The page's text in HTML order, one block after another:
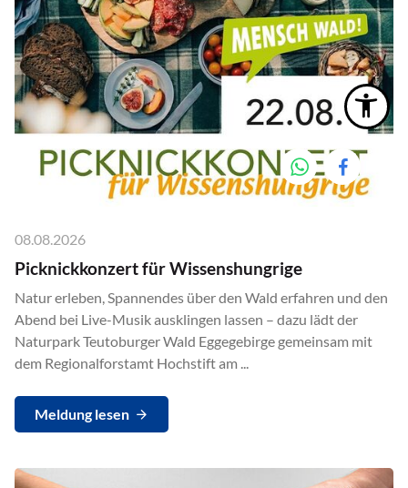
08.08.2026
Picknickkonzert für Wissenshungrige
Natur erleben, Spannendes über den Wald erfahren und den
Abend bei Live-Musik ausklingen lassen – dazu lädt der
Naturpark Teutoburger Wald Eggegebirge gemeinsam mit
dem Regionalforstamt Hochstift am ...
Meldung lesen